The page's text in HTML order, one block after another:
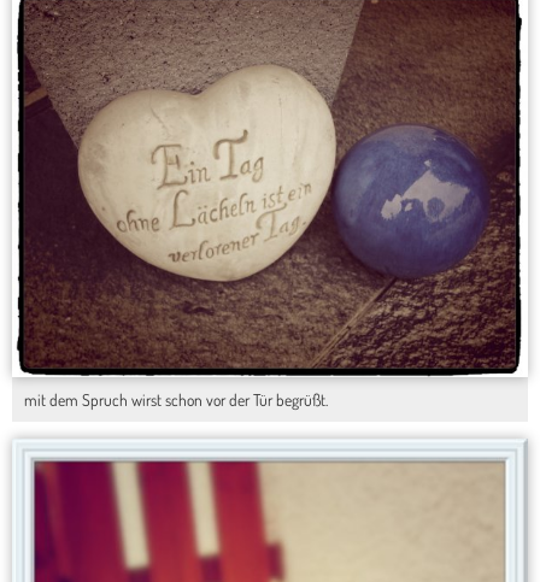
mit dem Spruch wirst schon vor der Tür begrüßt.